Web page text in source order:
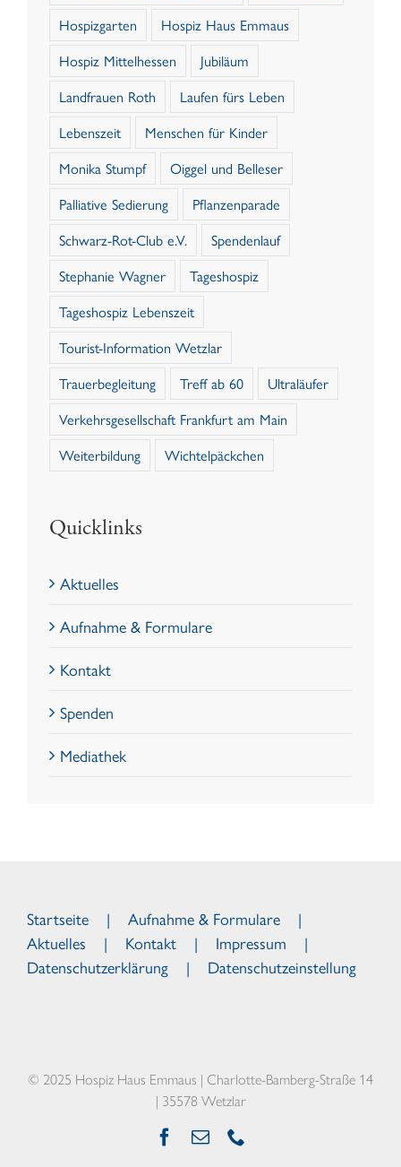
Hospizgarten
Hospiz Haus Emmaus
Hospiz Mittelhessen
Jubiläum
Landfrauen Roth
Laufen fürs Leben
Lebenszeit
Menschen für Kinder
Monika Stumpf
Oiggel und Belleser
Palliative Sedierung
Pflanzenparade
Schwarz-Rot-Club e.V.
Spendenlauf
Stephanie Wagner
Tageshospiz
Tageshospiz Lebenszeit
Tourist-Information Wetzlar
Trauerbegleitung
Treff ab 60
Ultraläufer
Verkehrsgesellschaft Frankfurt am Main
Weiterbildung
Wichtelpäckchen
Quicklinks
Aktuelles
Aufnahme & Formulare
Kontakt
Spenden
Mediathek
Startseite
Aufnahme & Formulare
Aktuelles
Kontakt
Impressum
Datenschutzerklärung
Datenschutzeinstellung
© 2025 Hospiz Haus Emmaus | Charlotte-Bamberg-Straße 14
| 35578 Wetzlar
Facebook
E-